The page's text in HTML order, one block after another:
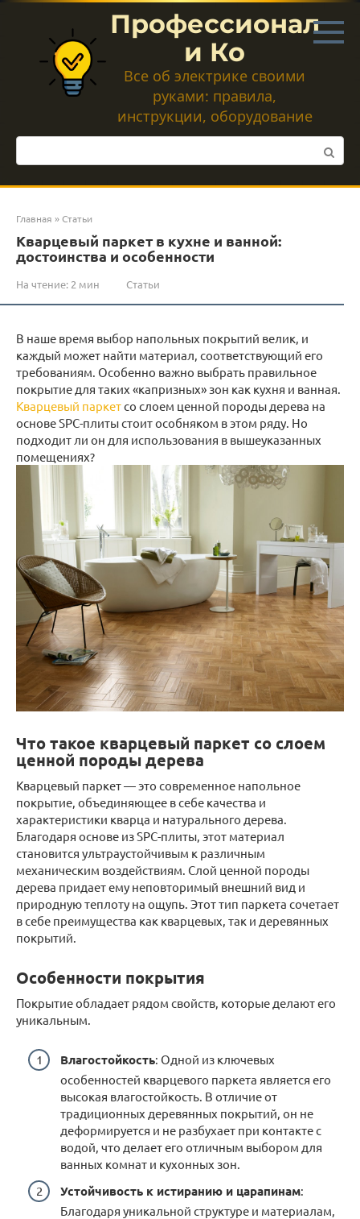
Перейти
контенту
Профессионал
и Ко
Все об электрике своими
руками: правила,
инструкции, оборудование
Поиск:
Главная »Статьи
Кварцевый паркет в кухне и ванной:
достоинства и особенности
На чтение: 2 мин Статьи
В наше время выбор напольных покрытий велик, и
каждый может найти материал, соответствующий его
требованиям. Особенно важно выбрать правильное
покрытие для таких «капризных» зон как кухня и ванная.
Кварцевый паркетсо слоем ценной породы дерева на
основе SPC-плиты стоит особняком в этом ряду. Но
подходит ли он для использования в вышеуказанных
помещениях?
Что такое кварцевый паркет со слоем
ценной породы дерева
Кварцевый паркет — это современное напольное
покрытие, объединяющее в себе качества и
характеристики кварца и натурального дерева.
Благодаря основе из SPC-плиты, этот материал
становится ультраустойчивым к различным
механическим воздействиям. Слой ценной породы
дерева придает ему неповторимый внешний вид и
природную теплоту на ощупь. Этот тип паркета сочетает
в себе преимущества как кварцевых, так и деревянных
покрытий.
Особенности покрытия
Покрытие обладает рядом свойств, которые делают его
уникальным.
Влагостойкость: Одной из ключевых
особенностей кварцевого паркета является его
высокая влагостойкость. В отличие от
традиционных деревянных покрытий, он не
деформируется и не разбухает при контакте с
водой, что делает его отличным выбором для
ванных комнат и кухонных зон.
Устойчивость к истиранию и царапинам:
Благодаря уникальной структуре и материалам,